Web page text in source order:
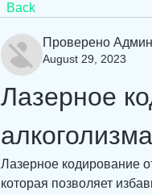
Back
Проверено
August 29, 2023
Лазерное
Лазерное кодирование
которая позволяет